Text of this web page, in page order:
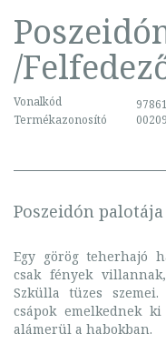
/
Vonalkód
Termékazonosító
Poszeidón
Egy görög teherhajó
csak fények
Szkülla tüzes szemei.
csápok emelkednek
alámerül a habokban.